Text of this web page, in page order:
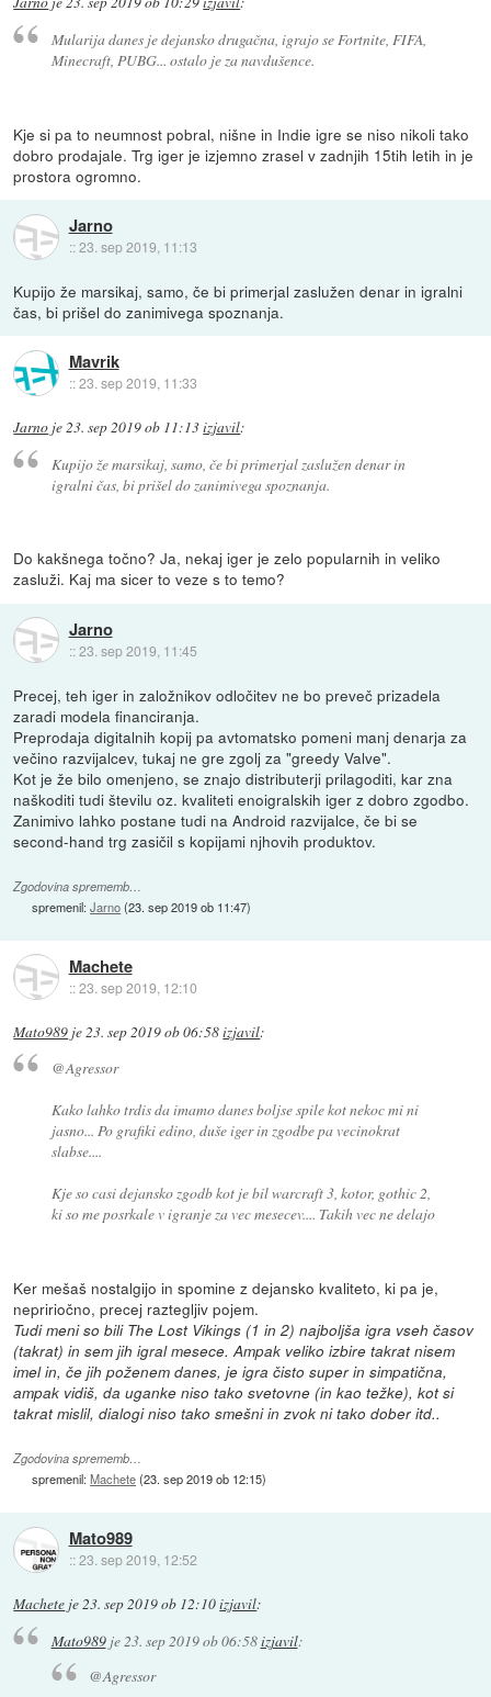
Mularija danes je dejansko drugačna, igrajo se Fortnite, FIFA,
Minecraft, PUBG... ostalo je za navdušence.
Kje si pa to neumnost pobral, nišne in Indie igre se niso nikoli tako
dobro prodajale. Trg iger je izjemno zrasel v zadnjih 15tih letih in je
prostora ogromno.
Jarno
::23. sep 2019, 11:13
Kupijo že marsikaj, samo, če bi primerjal zaslužen denar in igralni
čas, bi prišel do zanimivega spoznanja.
Mavrik
::23. sep 2019, 11:33
Jarno je23. sep 2019 ob 11:13izjavil:
Kupijo že marsikaj, samo, če bi primerjal zaslužen denar in
igralni čas, bi prišel do zanimivega spoznanja.
Do kakšnega točno? Ja, nekaj iger je zelo popularnih in veliko
zasluži. Kaj ma sicer to veze s to temo?
Jarno
::23. sep 2019, 11:45
Precej, teh iger in založnikov odločitev ne bo preveč prizadela
zaradi modela financiranja.
Preprodaja digitalnih kopij pa avtomatsko pomeni manj denarja za
večino razvijalcev, tukaj ne gre zgolj za "greedy Valve".
Kot je že bilo omenjeno, se znajo distributerji prilagoditi, kar zna
naškoditi tudi številu oz. kvaliteti enoigralskih iger z dobro zgodbo.
Zanimivo lahko postane tudi na Android razvijalce, če bi se
second-hand trg zasičil s kopijami njhovih produktov.
Zgodovina sprememb…
spremenil:Jarno(23. sep 2019 ob 11:47)
Machete
::23. sep 2019, 12:10
Mato989 je 23. sep 2019 ob 06:58izjavil:
@Agressor
Kako lahko trdis da imamo danes boljse spile kot nekoc mi ni
jasno... Po grafiki edino, duše iger in zgodbe pa vecinokrat
slabse....
Kje so casi dejansko zgodb kot je bil warcraft 3, kotor, gothic 2,
ki so me posrkale v igranje za vec mesecev.... Takih vec ne delajo
Ker mešaš nostalgijo in spomine z dejansko kvaliteto, ki pa je,
nepririočno, precej raztegljiv pojem.
Tudi meni so bili The Lost Vikings (1 in 2) najboljša igra vseh časov
(takrat) in sem jih igral mesece. Ampak veliko izbire takrat nisem
imel in, če jih poženem danes, je igra čisto super in simpatična,
ampak vidiš, da uganke niso tako svetovne (in kao težke), kot si
takrat mislil, dialogi niso tako smešni in zvok ni tako dober itd..
Zgodovina sprememb…
spremenil:Machete(23. sep 2019 ob 12:15)
Mato989
::23. sep 2019, 12:52
Machete je23. sep 2019 ob 12:10izjavil:
Mato989je 23. sep 2019 ob 06:58izjavil:
@Agressor